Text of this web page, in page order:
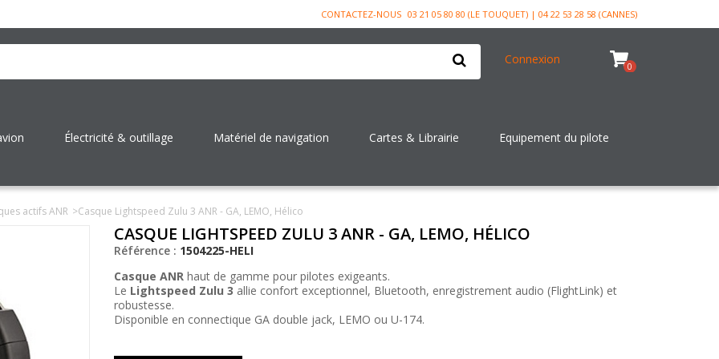
CONTACTEZ-NOUS 03 21 05 80 80 (LE TOUQUET) | 04 22 53 28 58 (CANNES)
Connexion 0
Électricité & outillage Matériel de navigation Cartes & Librairie Equipement du pilote
actifs ANR >Casque Lightspeed Zulu 3 ANR - GA, LEMO, Hélico
CASQUE LIGHTSPEED ZULU 3 ANR - GA, LEMO, HÉLICO
Référence : 1504225-HELI
Casque ANRhaut de gamme pour pilotes exigeants.
Le Lightspeed Zulu 3 allie confort exceptionnel, Bluetooth, enregistrement audio (FlightLink) et
robustesse.
Disponible en connectique GA double jack, LEMO ou U-174.